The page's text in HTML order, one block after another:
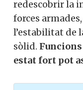
redescobrir la
forces
l’estabilitat de
sòlid.
estat fort pot